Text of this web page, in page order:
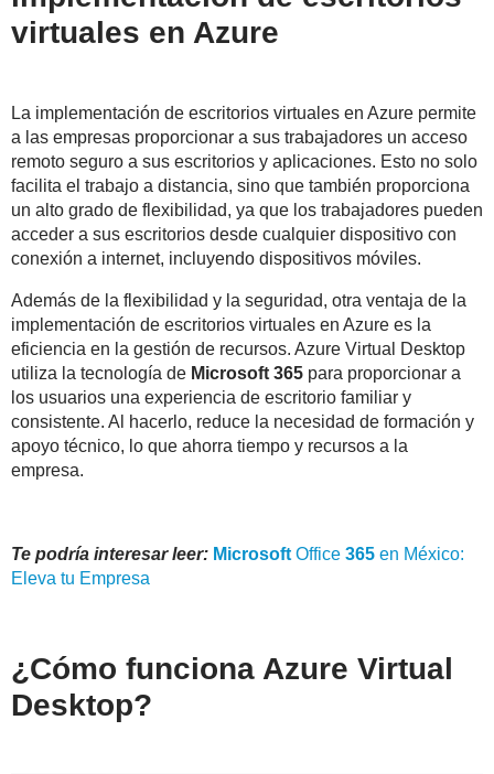
virtuales en Azure
La implementación de escritorios virtuales en Azure permite
a las empresas proporcionar a sus trabajadores un acceso
remoto seguro a sus escritorios y aplicaciones. Esto no solo
facilita el trabajo a distancia, sino que también proporciona
un alto grado de flexibilidad, ya que los trabajadores pueden
acceder a sus escritorios desde cualquier dispositivo con
conexión a internet, incluyendo dispositivos móviles.
Además de la flexibilidad y la seguridad, otra ventaja de la
implementación de escritorios virtuales en Azure es la
eficiencia en la gestión de recursos. Azure Virtual Desktop
utiliza la tecnología de Microsoft 365 para proporcionar a
los usuarios una experiencia de escritorio familiar y
consistente. Al hacerlo, reduce la necesidad de formación y
apoyo técnico, lo que ahorra tiempo y recursos a la
empresa.
Te podría interesar leer: Microsoft Office 365 en México:
Eleva tu Empresa
¿Cómo funciona Azure Virtual
Desktop?